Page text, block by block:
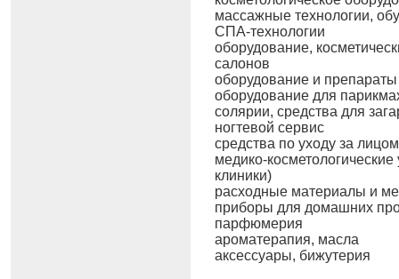
массажные технологии,
СПА-технологии
оборудование,
салонов
оборудование и
оборудование для
солярии, средства для
ногтевой сервис
средства по уходу за
медико-
клиники)
расходные материалы и
приборы для домашних
парфюмерия
ароматерапия, масла
аксессуары, бижутерия